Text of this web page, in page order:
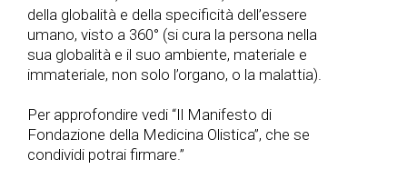
della globalità e della specificità dell’essere
umano, visto a 360° (si cura la persona nella
sua globalità e il suo ambiente, materiale e
immateriale, non solo l’organo, o la malattia).
Per approfondire vedi “Il Manifesto di
Fondazione della Medicina Olistica”, che se
condividi potrai firmare.”